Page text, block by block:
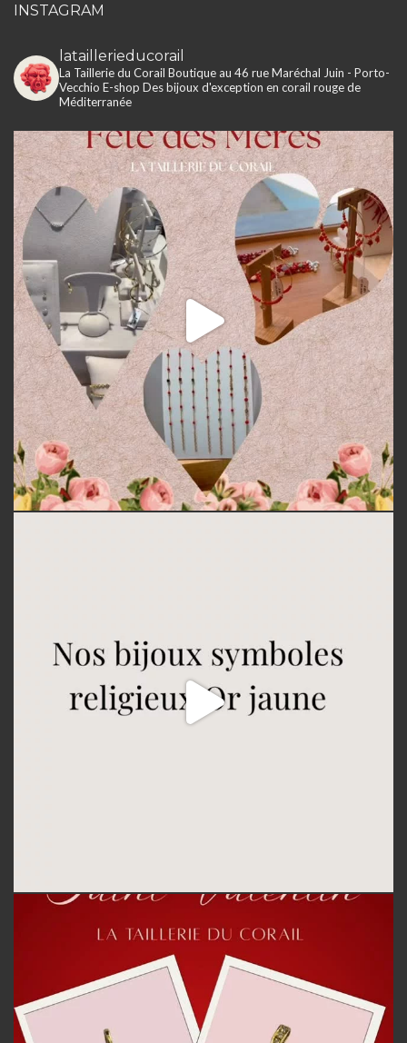
INSTAGRAM
lataillerieducorail
La Taillerie du Corail Boutique au 46 rue Maréchal Juin - Porto-
Vecchio E-shop Des bijoux d'exception en corail rouge de
Méditerranée